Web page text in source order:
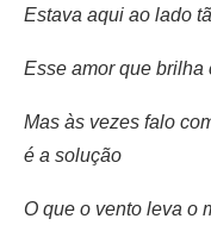
Estava aqui ao lado
Esse amor que brilha
Mas às vezes falo
é a solução
O que o vento leva o